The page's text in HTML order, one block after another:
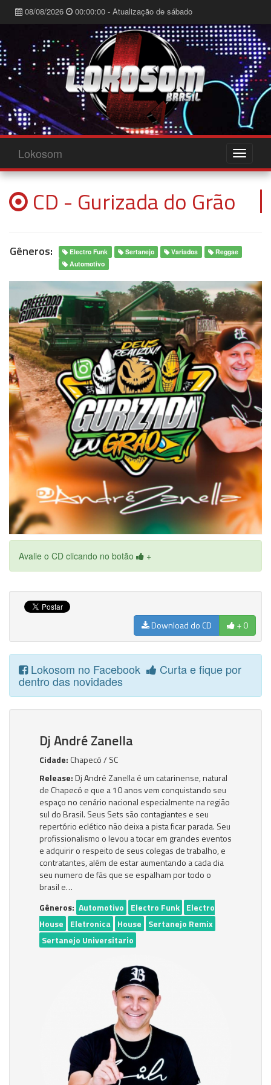
08/08/2026 00:00:00 - Atualização de sábado
Lokosom
CD - Gurizada do Grão
Gêneros: Electro Funk Sertanejo Variados
Reggae
Automotivo
Avalie o CD clicando no botão +
Download do CD + 0
Lokosom no Facebook Curta e fique por
dentro das novidades
Dj André Zanella
Cidade: Chapecó / SC
Release:Dj André Zanella é um catarinense, natural
de Chapecó e que a 10 anos vem conquistando seu
espaço no cenário nacional especialmente na região
sul do Brasil. Seus Sets são contagiantes e seu
repertório eclético não deixa a pista ficar parada. Seu
profissionalismo o levou a tocar em grandes eventos
e adquirir o respeito de seus colegas de trabalho, e
contratantes, além de estar aumentando a cada dia
seu numero de fãs que se espalham por todo o
brasil e…
Gêneros: Automotivo Electro Funk Electro
House
Eletronica House
Sertanejo Remix
Sertanejo Universitario